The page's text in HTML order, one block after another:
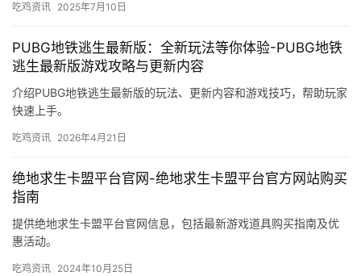
吃鸡资讯 2025年7月10日
PUBG地铁逃生最新版：全新玩法等你体验-PUBG地铁
逃生最新版游戏攻略与更新内容
介绍PUBG地铁逃生最新版的玩法、更新内容和游戏技巧，帮助玩家
快速上手。
吃鸡资讯 2026年4月21日
绝地求生卡盟平台官网-绝地求生卡盟平台官方网站购买
指南
提供绝地求生卡盟平台官网信息，包括最新游戏道具购买指南及优
惠活动。
吃鸡资讯 2024年10月25日